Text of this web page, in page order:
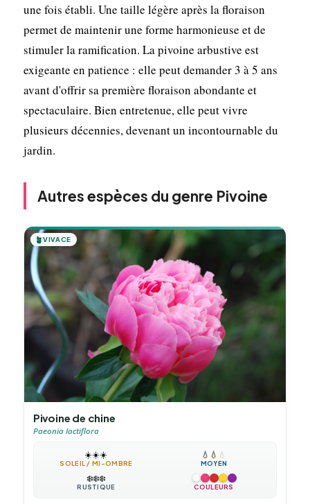
une fois établi. Une taille légère après la floraison
permet de maintenir une forme harmonieuse et de
stimuler la ramification. La pivoine arbustive est
exigeante en patience : elle peut demander 3 à 5 ans
avant d'offrir sa première floraison abondante et
spectaculaire. Bien entretenue, elle peut vivre
plusieurs décennies, devenant un incontournable du
jardin.
Autres espèces du genre Pivoine
🪴VIVACE
Pivoine de chine
Paeonia lactiflora
☀️☀️☀️
SOLEIL / MI-OMBRE
💧 💧 💧
MOYEN
❄️❄️❄️
RUSTIQUE COULEURS